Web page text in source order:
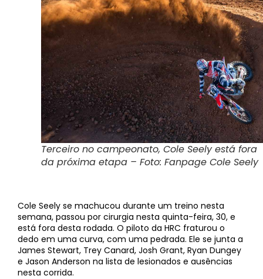
Terceiro no campeonato, Cole Seely está fora
da próxima etapa – Foto: Fanpage Cole Seely
Cole Seely se machucou durante um treino nesta
semana, passou por cirurgia nesta quinta-feira, 30, e
está fora desta rodada. O piloto da HRC fraturou o
dedo em uma curva, com uma pedrada. Ele se junta a
James Stewart, Trey Canard, Josh Grant, Ryan Dungey
e Jason Anderson na lista de lesionados e ausências
nesta corrida.